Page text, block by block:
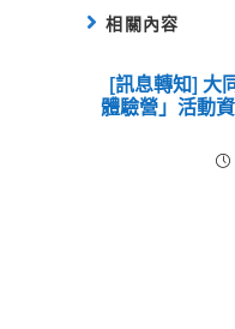
相關內容
[訊息轉知] 大
體驗營」活動